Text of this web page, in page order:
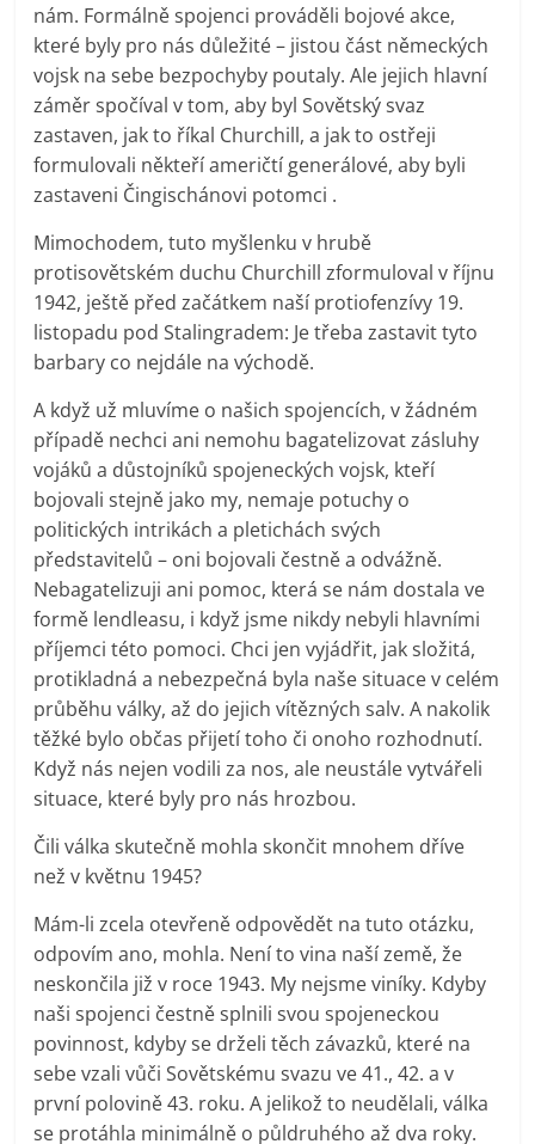
nám. Formálně spojenci prováděli bojové akce,
které byly pro nás důležité – jistou část německých
vojsk na sebe bezpochyby poutaly. Ale jejich hlavní
záměr spočíval v tom, aby byl Sovětský svaz
zastaven, jak to říkal Churchill, a jak to ostřeji
formulovali někteří američtí generálové, aby byli
zastaveni Čingischánovi potomci .
Mimochodem, tuto myšlenku v hrubě
protisovětském duchu Churchill zformuloval v říjnu
1942, ještě před začátkem naší protiofenzívy 19.
listopadu pod Stalingradem: Je třeba zastavit tyto
barbary co nejdále na východě.
A když už mluvíme o našich spojencích, v žádném
případě nechci ani nemohu bagatelizovat zásluhy
vojáků a důstojníků spojeneckých vojsk, kteří
bojovali stejně jako my, nemaje potuchy o
politických intrikách a pletichách svých
představitelů – oni bojovali čestně a odvážně.
Nebagatelizuji ani pomoc, která se nám dostala ve
formě lendleasu, i když jsme nikdy nebyli hlavními
příjemci této pomoci. Chci jen vyjádřit, jak složitá,
protikladná a nebezpečná byla naše situace v celém
průběhu války, až do jejich vítězných salv. A nakolik
těžké bylo občas přijetí toho či onoho rozhodnutí.
Když nás nejen vodili za nos, ale neustále vytvářeli
situace, které byly pro nás hrozbou.
Čili válka skutečně mohla skončit mnohem dříve
než v květnu 1945?
Mám-li zcela otevřeně odpovědět na tuto otázku,
odpovím ano, mohla. Není to vina naší země, že
neskončila již v roce 1943. My nejsme viníky. Kdyby
naši spojenci čestně splnili svou spojeneckou
povinnost, kdyby se drželi těch závazků, které na
sebe vzali vůči Sovětskému svazu ve 41., 42. a v
první polovině 43. roku. A jelikož to neudělali, válka
se protáhla minimálně o půldruhého až dva roky.